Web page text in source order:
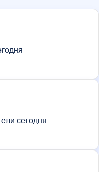
сегодня